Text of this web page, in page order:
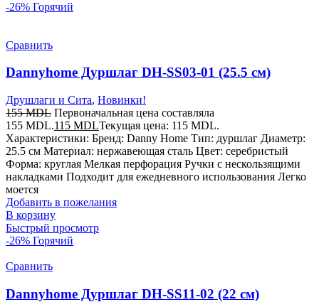
-26% Горячий
Сравнить
Dannyhome Дуршлаг DH-SS03-01 (25.5 см)
Друшлаги и Сита, Новинки!
155MDL Первоначальная цена составляла
155 MDL.115 MDLТекущая цена: 115 MDL.
Характеристики: Бренд: Danny Home Тип: дуршлаг Диаметр:
25.5 см Материал: нержавеющая сталь Цвет: серебристый
Форма: круглая Мелкая перфорация Ручки с нескользящими
накладками Подходит для ежедневного использования Легко
моется
Добавить в пожелания
В корзину
Быстрый просмотр
-26% Горячий
Сравнить
Dannyhome Дуршлаг DH-SS11-02 (22 см)